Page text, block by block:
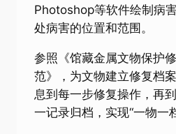
Photoshop等软件绘制病
处病害的位置和范围。
参照《馆藏金属文物保护
范》，为文物建立修复档
息到每一步修复操作，再
一记录归档，实现“一物一